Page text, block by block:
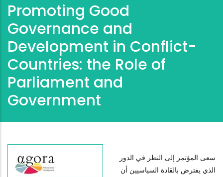
Promoting Good
Governance and
Development in Conflict-
Countries: the Role of
Parliament and
Government
سعى المؤتمر إلى النظر في الدور
الذي يفترض بالقادة السياسيين أن